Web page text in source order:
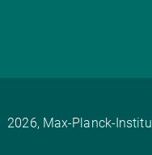
2026, Max-Planck-